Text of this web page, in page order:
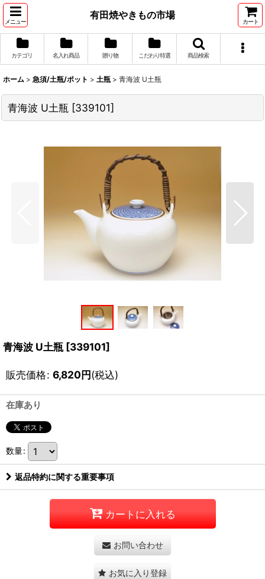
メニュー
有田焼やきもの市場
カート
カテゴリ 名入れ商品 贈り物 こだわり特選 商品検索
ホーム > 急須/土瓶/ポット > 土瓶 > 青海波 U土瓶
青海波 U土瓶 [339101]
青海波 U土瓶 [339101]
販売価格: 6,820円(税込)
在庫あり
数量:
返品特約に関する重要事項
カートに入れる
お問い合わせ
お気に入り登録